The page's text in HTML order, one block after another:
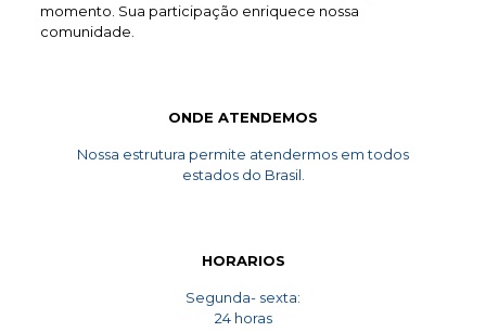
momento. Sua participação enriquece nossa
comunidade.
ONDE ATENDEMOS
Nossa estrutura permite atendermos em todos
estados do Brasil.
HORARIOS
Segunda- sexta:
24 horas